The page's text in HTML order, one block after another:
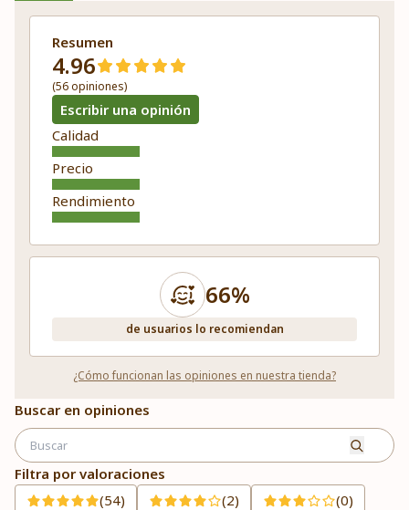
Resumen
4.96
(56 opiniones)
Escribir una opinión
Calidad
Precio
Rendimiento
66%
de usuarios lo recomiendan
¿Cómo funcionan las opiniones en nuestra tienda?
Buscar en opiniones
Filtra por valoraciones
(54)
(2)
(0)